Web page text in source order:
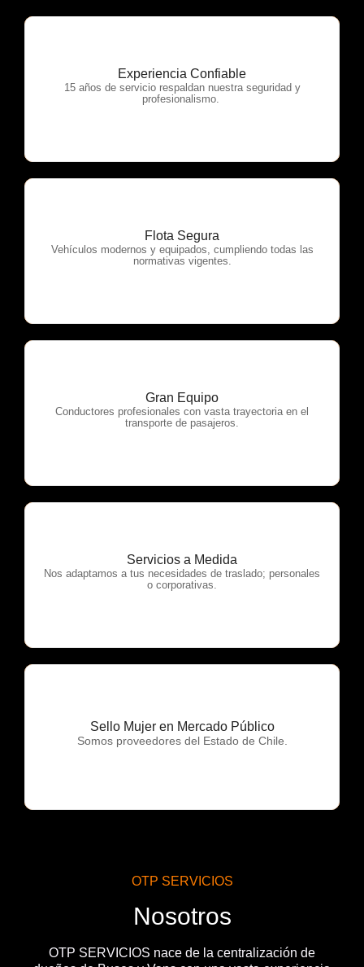
Experiencia Confiable
15 años de servicio respaldan nuestra seguridad y
profesionalismo.
OTP Servicios
Flota Segura
Vehículos modernos y equipados, cumpliendo todas las
normativas vigentes.
OTP Servicios
Gran Equipo
Conductores profesionales con vasta trayectoria en el
transporte de pasajeros.
OTP Servicios
Servicios a Medida
Nos adaptamos a tus necesidades de traslado; personales
o corporativas.
OTP Servicios
Sello Mujer en Mercado Público
Somos proveedores del Estado de Chile.
OTP Servicios
OTP SERVICIOS
Nosotros
OTP SERVICIOS nace de la centralización de